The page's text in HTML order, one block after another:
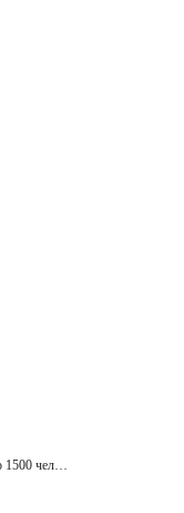
В 76-й воздушно-десантной дивизии служат уже около 1500 человек